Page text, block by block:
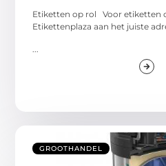
Etiketten op rol Voor etiketten
Etikettenplaza aan het juiste
GROOTHANDEL